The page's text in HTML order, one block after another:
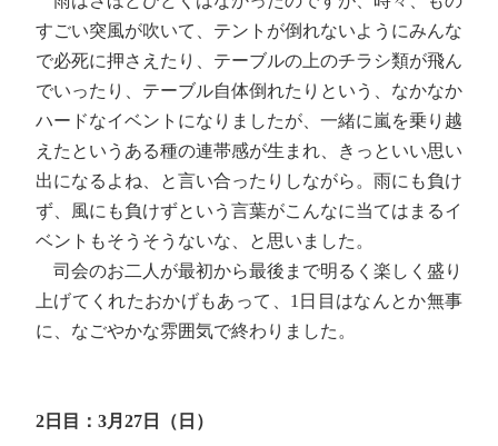
すごい突風が吹いて、テントが倒れないようにみんな
で必死に押さえたり、テーブルの上のチラシ類が飛ん
でいったり、テーブル自体倒れたりという、なかなか
ハードなイベントになりましたが、一緒に嵐を乗り越
えたというある種の連帯感が生まれ、きっといい思い
出になるよね、と言い合ったりしながら。雨にも負け
ず、風にも負けずという言葉がこんなに当てはまるイ
ベントもそうそうないな、と思いました。
司会のお二人が最初から最後まで明るく楽しく盛り
上げてくれたおかげもあって、1日目はなんとか無事
に、なごやかな雰囲気で終わりました。
2日目：3月27日（日）